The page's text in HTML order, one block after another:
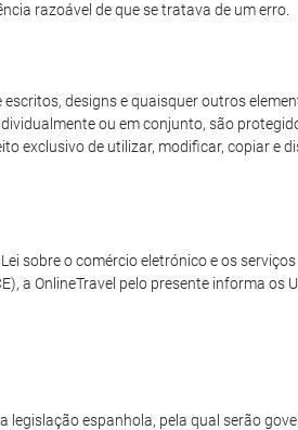
razoável de que se tratava de um erro.
designs e quaisquer outros
ou em conjunto, são
exclusivo de utilizar, modificar, copiar
sobre o comércio eletrónico e os
a OnlineTravel pelo presente informa os
espanhola, pela qual serão